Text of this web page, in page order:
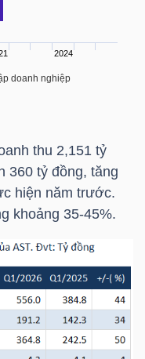
thu 2,151 tỷ
360 tỷ đồng, tăng
hiện năm trước.
khoảng 35-45%.